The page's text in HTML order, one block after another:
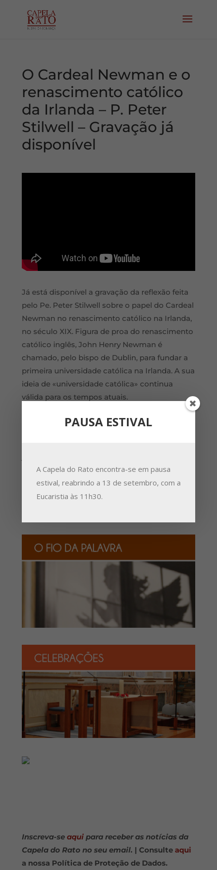
O Cardeal Newman e o
renascimento católico
da Irlanda – P. Peter
Stilwell – Gravação já
disponível
Já está disponível a gravação da reflexão feita
pelo Pe. Peter Stilwell sobre o papel do Cardeal
Newman no renascimento católico na Irlanda,
no século XIX. Figura de proa do renascimento
católico inglês, John Henry Newman é
chamado, pelo bispo de Dublin, para fundar a
primeira universidade católica na Irlanda. A sua
ideia de «universidade católica» continua
válida para os tempos atuais.
Esta reflexão aconteceu no dia 24 de junho, na
Inscreva-se aquipara receber as notícias da
Capela do Rato no seu email. | Consulte aqui
a nossa Política de Proteção de Dados.
PAUSA ESTIVAL
A Capela do Rato encontra-se em pausa
estival, reabrindo a 13 de setembro, com a
Eucaristia às 11h30.